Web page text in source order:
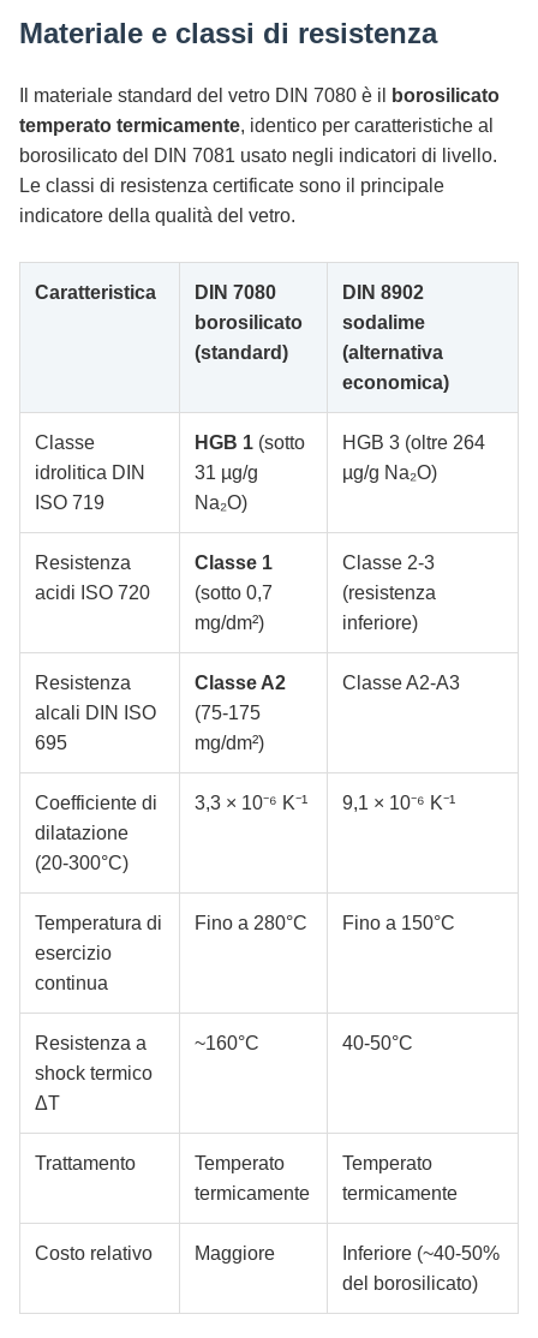
Materiale e classi di resistenza
Il materiale standard del vetro DIN 7080 è il
borosilicato
temperato termicamente, identico per caratteristiche al
borosilicato del DIN 7081 usato negli indicatori di livello.
Le classi di resistenza certificate sono il principale
indicatore della qualità del vetro.
Caratteristica
DIN 7080
borosilicato
(standard)
DIN 8902
sodalime
(alternativa
economica)
Classe
idrolitica DIN
ISO 719
HGB 1 (sotto
31 µg/g
Na₂O)
HGB 3 (oltre 264
µg/g Na₂O)
Resistenza
acidi ISO 720
Classe 1
(sotto 0,7
mg/dm²)
Classe 2-3
(resistenza
inferiore)
Resistenza
alcali DIN ISO
695
Classe A2
(75-175
mg/dm²)
Classe A2-A3
Coefficiente di
dilatazione
(20-300°C)
3,3 × 10⁻⁶ K⁻¹ 9,1 × 10⁻⁶ K⁻¹
Temperatura di
esercizio
continua
Fino a 280°C Fino a 150°C
Resistenza a
shock termico
ΔT
~160°C 40-50°C
Trattamento
Temperato
termicamente
Temperato
termicamente
Costo relativo Maggiore
Inferiore (~40-50%
del borosilicato)